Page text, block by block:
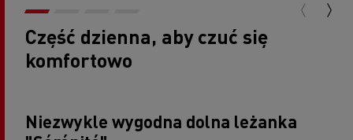
Część dzienna, aby czuć się
komfortowo
Niezwykle wygodna dolna leżanka